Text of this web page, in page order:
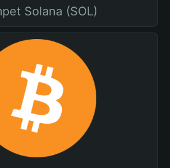
Solana (SOL)